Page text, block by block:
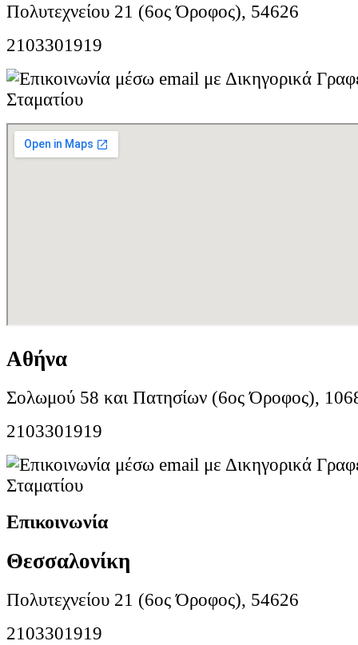
Πολυτεχνείου 21 (6ος Όροφος), 54626
2103301919
Αθήνα
Σολωμού 58 και Πατησίων (6ος Όροφος),
2103301919
Επικοινωνία
Θεσσαλονίκη
Πολυτεχνείου 21 (6ος Όροφος), 54626
2103301919